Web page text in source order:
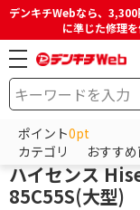
デンキチWebなら、
に準じた修理
ポイント0pt
カテゴリ
おすす
HOME 商品一覧ペ
ハイセンス
ハイセンス
85C55S(大型)